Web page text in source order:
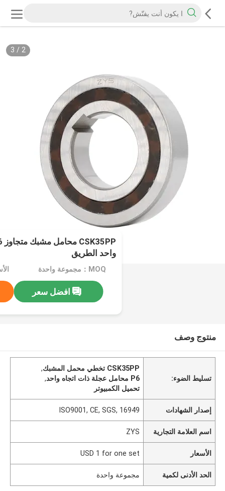
2
/
3
واحد الطريق
MOQ：مجموعة واحدة
افضل سعر
منتوج وصف
تسليط الضوء:
CSK35PP تخطي محمل المشبك
,
P6 محامل عجلة ذات اتجاه واحد
,
تحميل الكمبيوتر
إصدار الشهادات ISO9001, CE, SGS, 16949
اسم العلامة التجارية ZYS
الأسعار USD 1 for one set
الحد الأدنى لكمية مجموعة واحدة